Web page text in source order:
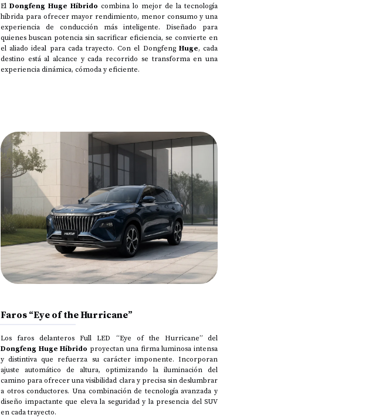
El Dongfeng Huge Híbrido combina lo mejor de la tecnología
híbrida para ofrecer mayor rendimiento, menor consumo y una
experiencia de conducción más inteligente. Diseñado para
quienes buscan potencia sin sacrificar eficiencia, se convierte en
el aliado ideal para cada trayecto. Con el Dongfeng Huge, cada
destino está al alcance y cada recorrido se transforma en una
experiencia dinámica, cómoda y eficiente.
Faros “Eye of the Hurricane”
Los faros delanteros Full LED “Eye of the Hurricane” del
Dongfeng Huge Híbrido proyectan una firma luminosa intensa
y distintiva que refuerza su carácter imponente. Incorporan
ajuste automático de altura, optimizando la iluminación del
camino para ofrecer una visibilidad clara y precisa sin deslumbrar
a otros conductores. Una combinación de tecnología avanzada y
diseño impactante que eleva la seguridad y la presencia del SUV
en cada trayecto.